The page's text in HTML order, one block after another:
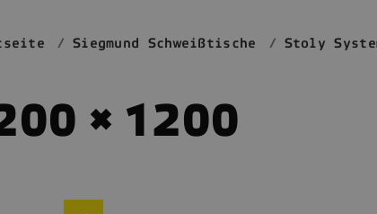
Siegmund Schweißtische Stoly
× 1200